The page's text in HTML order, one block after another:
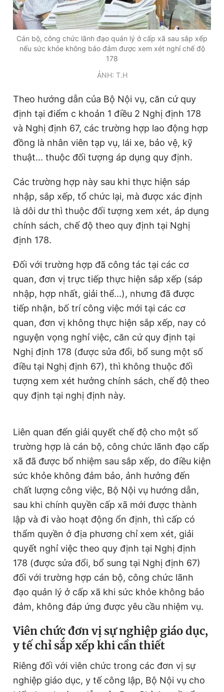
Hotline
0906 645 777
Liên hệ quảng cáo
0908 780 404
Đặt báo Quảng cáo RSS Tòa soạn Chính sách bảo
Phó tổng biên tập thường trực: Hải Thành
Phó tổng biên tập: Trần Việt Hưng
Tổng thư ký tòa soạn: Đức Trung
Giấy phép xuất bản số 110/GP - BTTTT cấp ngày 24.3.2020
© 2003-2026 Bản quyền thuộc về Báo Thanh Niên. Cấm sao
chép dưới mọi hình thức nếu không có sự chấp thuận bằng văn
bản. Phát triển bởi ePi Technologies, JSC.
Cán bộ, công chức lãnh đạo quản lý ở cấp xã sau sắp xếp
nếu sức khỏe không bảo đảm được xem xét nghỉ chế độ
178
ẢNH: T.H
Theo hướng dẫn của Bộ Nội vụ, căn cứ quy
định tại điểm c khoản 1 điều 2 Nghị định 178
và Nghị định 67, các trường hợp lao động hợp
đồng là nhân viên tạp vụ, lái xe, bảo vệ, kỹ
thuật... thuộc đối tượng áp dụng quy định.
Các trường hợp này sau khi thực hiện sáp
nhập, sắp xếp, tổ chức lại, mà được xác định
là dôi dư thì thuộc đối tượng xem xét, áp dụng
chính sách, chế độ theo quy định tại Nghị
định 178.
Đối với trường hợp đã công tác tại các cơ
quan, đơn vị trực tiếp thực hiện sắp xếp (sáp
nhập, hợp nhất, giải thể...), nhưng đã được
tiếp nhận, bố trí công việc mới tại các cơ
quan, đơn vị không thực hiện sắp xếp, nay có
nguyện vọng nghỉ việc, căn cứ quy định tại
Nghị định 178 (được sửa đổi, bổ sung một số
điều tại Nghị định 67), thì không thuộc đối
tượng xem xét hưởng chính sách, chế độ theo
quy định tại nghị định này.
Liên quan đến giải quyết chế độ cho một số
trường hợp là cán bộ, công chức lãnh đạo cấp
xã đã được bổ nhiệm sau sắp xếp, do điều kiện
sức khỏe không đảm bảo, ảnh hưởng đến
chất lượng công việc, Bộ Nội vụ hướng dẫn,
sau khi chính quyền cấp xã mới được thành
lập và đi vào hoạt động ổn định, thì cấp có
thẩm quyền ở địa phương chỉ xem xét, giải
quyết nghỉ việc theo quy định tại Nghị định
178 (được sửa đổi, bổ sung tại Nghị định 67)
đối với trường hợp cán bộ, công chức lãnh
đạo quản lý ở cấp xã khi sức khỏe không bảo
đảm, không đáp ứng được yêu cầu nhiệm vụ.
Viên chức đơn vị sự nghiệp giáo dục,
y tế chỉ sắp xếp khi cần thiết
Riêng đối với viên chức trong các đơn vị sự
nghiệp giáo dục, y tế công lập, Bộ Nội vụ cho